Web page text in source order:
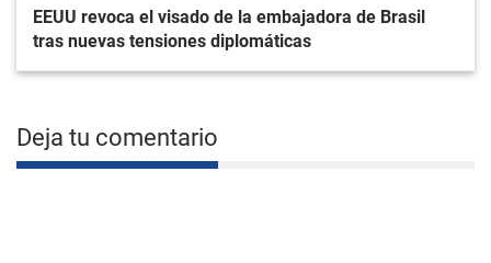
EEUU revoca el visado de la embajadora de Brasil
tras nuevas tensiones diplomáticas
Deja tu comentario